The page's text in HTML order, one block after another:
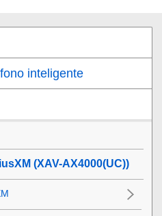
inteligente
(XAV-AX4000(UC))